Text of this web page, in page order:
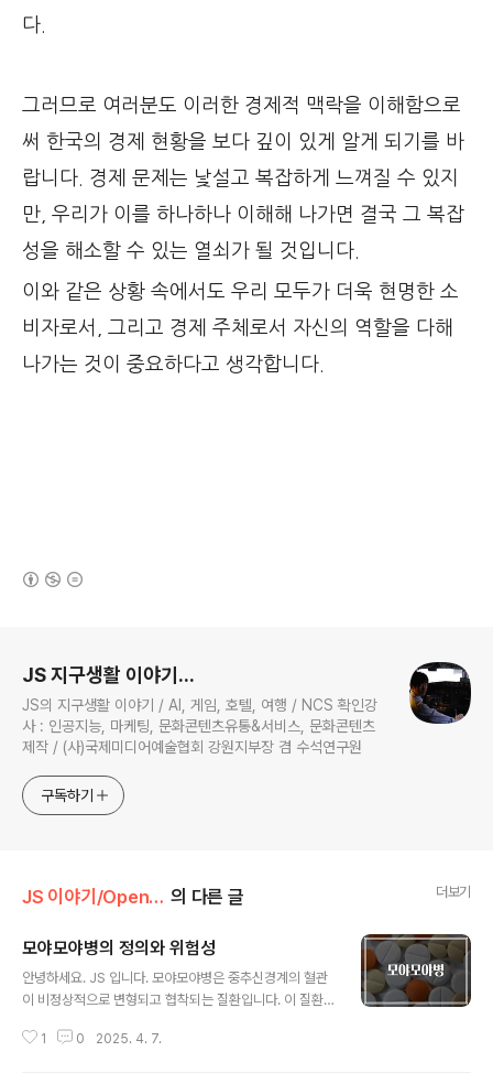
다.
그러므로 여러분도 이러한 경제적 맥락을 이해함으로
써 한국의 경제 현황을 보다 깊이 있게 알게 되기를 바
랍니다. 경제 문제는 낯설고 복잡하게 느껴질 수 있지
만, 우리가 이를 하나하나 이해해 나가면 결국 그 복잡
성을 해소할 수 있는 열쇠가 될 것입니다.
이와 같은 상황 속에서도 우리 모두가 더욱 현명한 소
비자로서, 그리고 경제 주체로서 자신의 역할을 다해
나가는 것이 중요하다고 생각합니다.
JS 지구생활 이야기...
JS의 지구생활 이야기 / AI, 게임, 호텔, 여행 / NCS 확인강
사 : 인공지능, 마케팅, 문화콘텐츠유통&서비스, 문화콘텐츠
제작 / (사)국제미디어예술협회 강원지부장 겸 수석연구원
구독하기
JS 이야기/Open AI 의 다른 글 더보기
모야모야병의 정의와 위험성
안녕하세요. JS 입니다. 모야모야병은 중추신경계의 혈관
이 비정상적으로 변형되고 협착되는 질환입니다. 이 질환
여 신경학적 증상을 유발합니다.모야모야병의 증상은 다양
1 0 2025. 4. 7.